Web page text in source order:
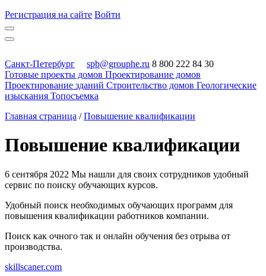
Регистрация на сайте Войти
Санкт-Петербург spb@grouphe.ru 8 800 222 84 30
Готовые проекты домов Проектирование домов
Проектирование зданий Строительство домов Геологические
изыскания Топосъемка
Главная страница / Повышение квалификации
Повышение квалификации
6 сентября 2022 Мы нашли для своих сотрудников удобный
сервис по поиску обучающих курсов.
Удобный поиск необходимых обучающих программ для
повышения квалификации работников компании.
Поиск как очного так и онлайн обучения без отрыва от
производства.
skillscaner.com